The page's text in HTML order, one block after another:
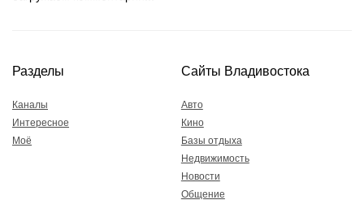
Разделы
Каналы
Интересное
Моё
Сайты Владивостока
Авто
Кино
Базы отдыха
Недвижимость
Новости
Общение